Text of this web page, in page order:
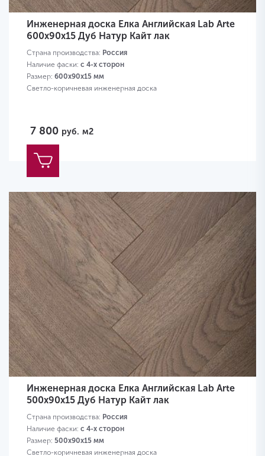
Инженерная доска Елка Английская Lab Arte
600х90х15 Дуб Натур Кайт лак
Страна производства: Россия
Наличие фаски: с 4-х сторон
Размер: 600х90х15 мм
Светло-коричневая инженерная доска
7 800 руб. м2
Инженерная доска Елка Английская Lab Arte
500х90х15 Дуб Натур Кайт лак
Страна производства: Россия
Наличие фаски: с 4-х сторон
Размер: 500х90х15 мм
Светло-коричневая инженерная доска